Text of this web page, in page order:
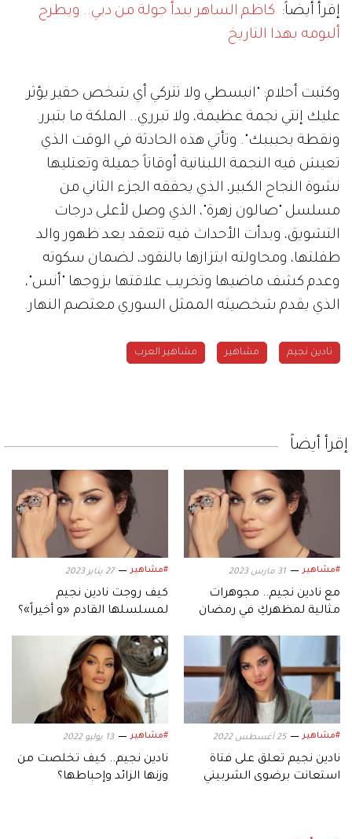
إقرأ أيضاً: كاظم الساهر يبدأ جولة من دبي.. ويطرح
ألبومه بهذا التاريخ
وكتبت أحلام: "انبسطي ولا تتركي أي شخص حقير يؤثر
عليك إنتي نجمة عظيمة، ولا تبرري.. الملكة ما بتبرر.
ونقطة بحبببك". وتأتي هذه الحادثة في الوقت الذي
تعيش فيه النجمة اللبنانية أوقاتاً جميلة وتعتليها
نشوة النجاح الكبير، الذي يحققه الجزء الثاني من
مسلسل "صالون زهرة"، الذي وصل لأعلى درجات
التشويق، وبدأت الأحداث فيه تتعقد بعد ظهور والد
طفلتها، ومحاولته ابتزازها بالنقود، لضمان سكوته
وعدم كشف ماضيها وتخريب علاقتها بزوجها "أنس"،
الذي يقدم شخصيته الممثل السوري معتصم النهار.
مشاهير مشاهير العرب
إقرأ أيضاً
#مشاهير 31 مارس 2023
مع نادين نجيم.. مجوهرات
مثالية لمظهركِ في رمضان
#مشاهير 27 يناير 2023
كيف روجت نادين نجيم
لمسلسلها القادم «و أخيراً»؟
#مشاهير 25 أغسطس 2022
نادين نجيم تعلق على فتاة
استعانت برضوى الشربيني
#مشاهير 13 يوليو 2022
نادين نجيم.. كيف تخلصت من
وزنها الزائد وإحباطها؟